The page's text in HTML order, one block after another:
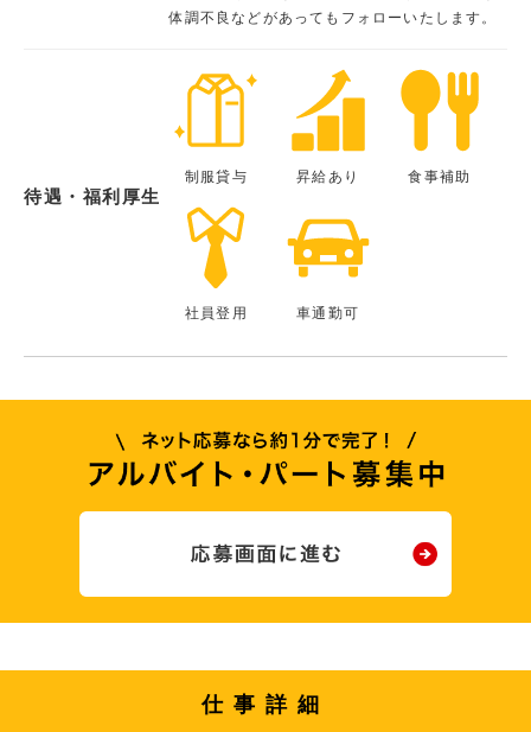
体調不良などがあってもフォローいたします。
待遇・福利厚生
制服貸与 昇給あり 食事補助
社員登用 車通勤可
仕事詳細